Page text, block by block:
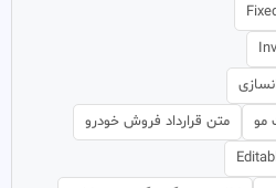
مو
متن قرارداد فروش خودرو